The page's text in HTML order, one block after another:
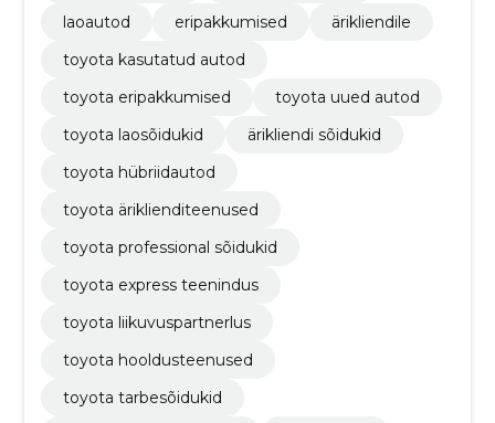
laoautod
eripakkumised
ärikliendile
toyota kasutatud autod
toyota eripakkumised
toyota uued autod
toyota laosõidukid
ärikliendi sõidukid
toyota hübriidautod
toyota äriklienditeenused
toyota professional sõidukid
toyota express teenindus
toyota liikuvuspartnerlus
toyota hooldusteenused
toyota tarbesõidukid